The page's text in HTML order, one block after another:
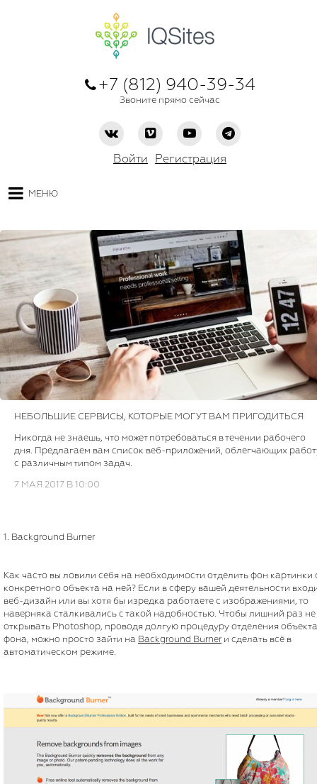
+7 (812) 940-39-34
Звоните прямо сейчас
Войти Регистрация
МЕНЮ
НЕБОЛЬШИЕ СЕРВИСЫ, КОТОРЫЕ МОГУТ ВАМ ПРИГОДИТЬСЯ
Никогда не знаешь, что может потребоваться в течении рабочего
дня. Предлагаем вам список веб-приложений, облегчающих
с различным типом задач.
7 МАЯ 2017 В 10:00
1. Background Burner
Как часто вы ловили себя на необходимости отделить фон картинки
конкретного объекта на ней? Если в сферу вашей деятельности
веб-дизайн или вы хотя бы изредка работаете с изображениями, то
наверняка сталкивались с такой надобностью. Чтобы лишний раз не
открывать Photoshop, проводя долгую процедуру отделения
фона, можно просто зайти на Background Burnerи сделать всё в
автоматическом режиме.